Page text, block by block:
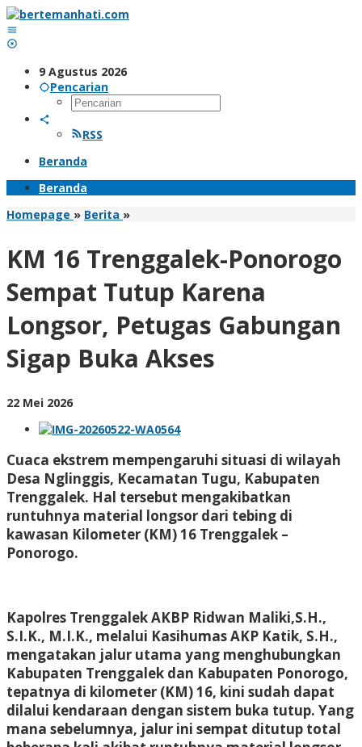
Lewati
ke
konten
9 Agustus 2026
Pencarian
RSS
Beranda
Beranda
Homepage » Berita »KM
Ponorogo
Sempat
Tutup
Karena
Longsor,
Petugas
Gabungan
Sigap
KM 16 Trenggalek-Ponorogo
Sempat Tutup Karena
Longsor, Petugas Gabungan
Sigap Buka Akses
22 Mei 2026oleh
Cuaca ekstrem mempengaruhi situasi di wilayah
Desa Nglinggis, Kecamatan Tugu, Kabupaten
Trenggalek. Hal tersebut mengakibatkan
runtuhnya material longsor dari tebing di
kawasan Kilometer (KM) 16 Trenggalek –
Ponorogo.
Kapolres Trenggalek AKBP Ridwan Maliki,S.H.,
S.I.K., M.I.K., melalui Kasihumas AKP Katik, S.H.,
mengatakan jalur utama yang menghubungkan
Kabupaten Trenggalek dan Kabupaten Ponorogo,
tepatnya di kilometer (KM) 16, kini sudah dapat
dilalui kendaraan dengan sistem buka tutup. Yang
mana sebelumnya, jalur ini sempat ditutup total